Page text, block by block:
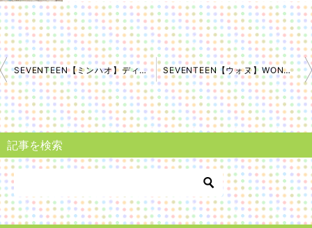
投
稿
ナ
ビ
ゲ
ー
シ
SEVENTEEN【ミンハオ】ディエイトのプロフィール（性格や特徴） SEVENTEEN【ウォヌ】WONWOOプロフィール（性格や特徴など）
記事を検索